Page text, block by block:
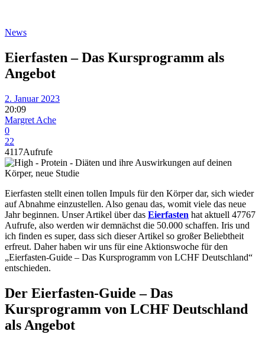
News
Eierfasten – Das Kursprogramm als
Angebot
2. Januar 2023
20:09
Margret Ache
0
22
4117Aufrufe
Eierfasten stellt einen tollen Impuls für den Körper dar, sich wieder
auf Abnahme einzustellen. Also genau das, womit viele das neue
Jahr beginnen. Unser Artikel über das Eierfasten hat aktuell 47767
Aufrufe, also werden wir demnächst die 50.000 schaffen. Iris und
ich finden es super, dass sich dieser Artikel so großer Beliebtheit
erfreut. Daher haben wir uns für eine Aktionswoche für den
„Eierfasten-Guide – Das Kursprogramm von LCHF Deutschland“
entschieden.
Der Eierfasten-Guide – Das
Kursprogramm von LCHF Deutschland
als Angebot